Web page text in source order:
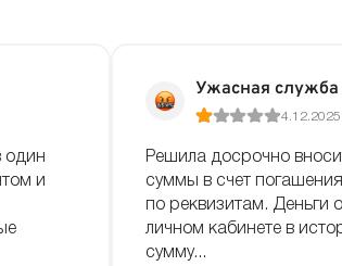
один
и
Ужасная
4.12.2025
Решила досрочно
суммы в счет
по реквизитам. Деньги
личном кабинете в
сумму...